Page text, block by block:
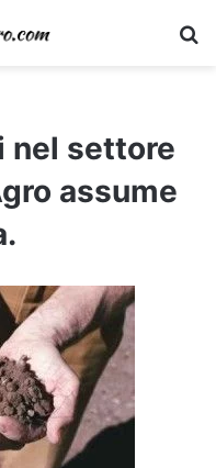
nel settore
assume